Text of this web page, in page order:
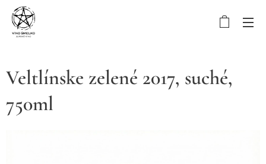
Veltlínske zelené 2017, suché,
750ml